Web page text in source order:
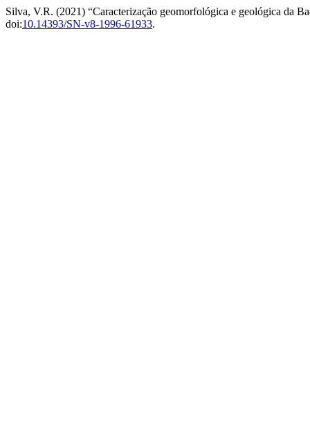
Silva, V.R. (2021) “Caracterização geomorfológica e geológica da
doi:10.14393/SN-v8-1996-61933.